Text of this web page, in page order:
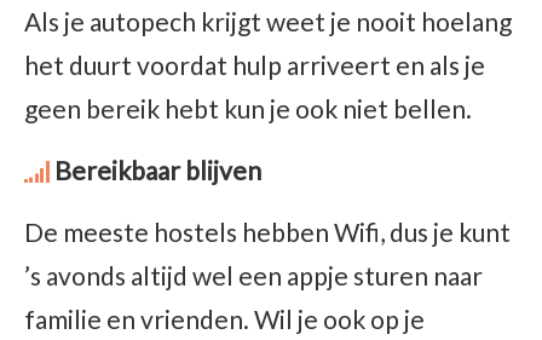
Als je autopech krijgt weet je nooit hoelang
het duurt voordat hulp arriveert en als je
geen bereik hebt kun je ook niet bellen.
Bereikbaar blijven
De meeste hostels hebben Wifi, dus je kunt
’s avonds altijd wel een appje sturen naar
familie en vrienden. Wil je ook op je